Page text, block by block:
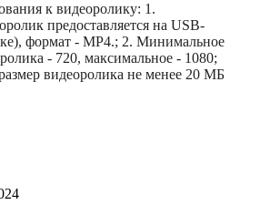
к видеоролику: 1.
предоставляется на USB-
формат - МР4.; 2. Минимальное
- 720, максимальное - 1080;
видеоролика не менее 20 МБ